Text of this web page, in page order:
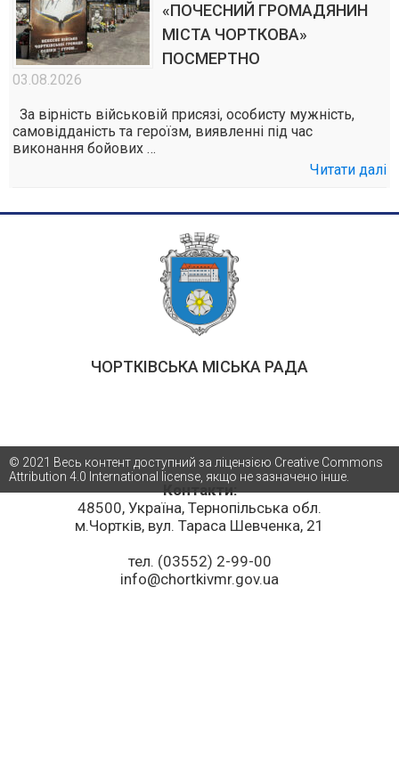
«ПОЧЕСНИЙ ГРОМАДЯНИН
МІСТА ЧОРТКОВА»
ПОСМЕРТНО
03.08.2026
За вірність військовій присязі, особисту мужність,
самовідданість та героїзм, виявленні під час
виконання бойових …
Читати далі
ЧОРТКІВСЬКА МІСЬКА РАДА
Контакти:
48500, Україна, Тернопільська обл.
м.Чортків, вул. Тараса Шевченка, 21
тел. (03552) 2-99-00
info@chortkivmr.gov.ua
© 2021 Весь контент доступний за ліцензією Creative Commons
Attribution 4.0 International license, якщо не зазначено інше.